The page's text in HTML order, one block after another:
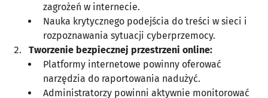
zagrożeń w internecie.
Nauka krytycznego podejścia do treści w sieci i
rozpoznawania sytuacji cyberprzemocy.
Tworzenie bezpiecznej przestrzeni online:
Platformy internetowe powinny oferować
narzędzia do raportowania nadużyć.
Administratorzy powinni aktywnie monitorować